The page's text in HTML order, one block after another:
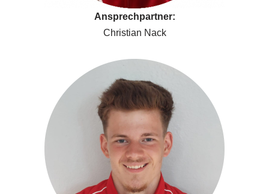
Ansprechpartner:
Christian Nack